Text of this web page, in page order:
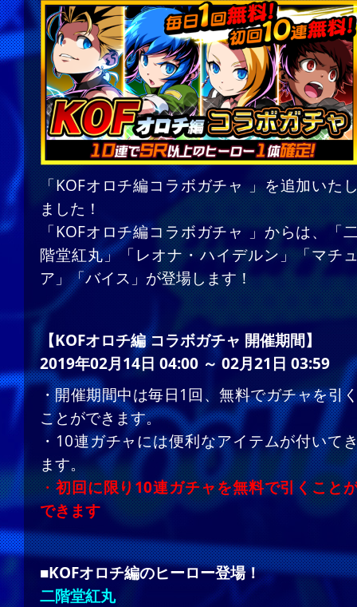
「KOFオロチ編コラボガチャ 」を追加いた
ました！
「KOFオロチ編コラボガチャ 」からは、「
階堂紅丸」「レオナ・ハイデルン」「マチ
ア」「バイス」が登場します！
【KOFオロチ編 コラボガチャ 開催期間】
2019年02月14日 04:00 ～ 02月21日 03:59
・開催期間中は毎日1回、無料でガチャを引
ことができます。
・10連ガチャには便利なアイテムが付いて
ます。
・初回に限り10連ガチャを無料で引くこと
できます
■KOFオロチ編のヒーロー登場！
二階堂紅丸